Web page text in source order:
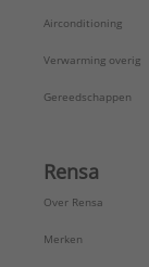
Airconditioning
Verwarming overig
Gereedschappen
Rensa
Over Rensa
Merken